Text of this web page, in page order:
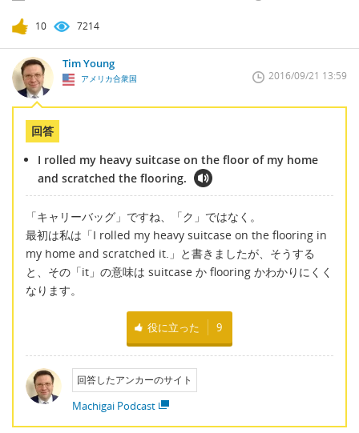
10 7214
Tim Young
アメリカ合衆国 2016/09/21 13:59
回答
I rolled my heavy suitcase on the floor of my home
and scratched the flooring.
「キャリーバッグ」ですね、「ク」ではなく。
最初は私は「I rolled my heavy suitcase on the flooring in
my home and scratched it.」と書きましたが、そうする
と、その「it」の意味は suitcase か flooring かわかりにくく
なります。
役に立った 9
回答したアンカーのサイト
Machigai Podcast